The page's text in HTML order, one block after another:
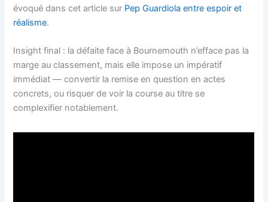
évoqué dans cet article sur Pep Guardiola entre espoir et
réalisme.
Insight final : la défaite face à Bournemouth n’efface pas la
marge au classement, mais elle impose un impératif
immédiat — convertir la remise en question en actes
concrets, ou risquer de voir la course au titre se
complexifier notablement.